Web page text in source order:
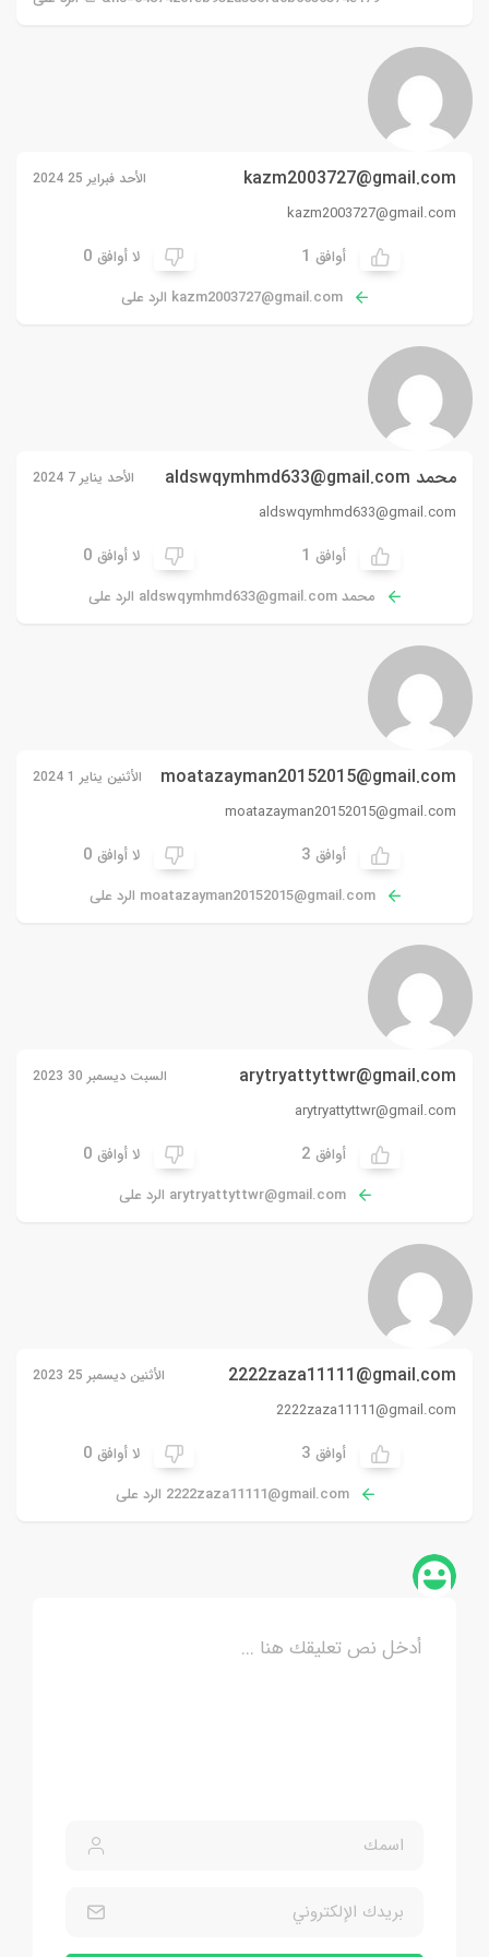
kazm2003727@gmail.com الأحد فبراير 25 2024
kazm2003727@gmail.com
أوافق 1 لا أوافق 0
kazm2003727@gmail.com الرد على
محمد aldswqymhmd633@gmail.com الأحد يناير 7 2024
aldswqymhmd633@gmail.com
أوافق 1 لا أوافق 0
محمدaldswqymhmd633@gmail.com الرد على
moatazayman20152015@gmail.com الأثنين يناير 1 2024
moatazayman20152015@gmail.com
أوافق 3 لا أوافق 0
moatazayman20152015@gmail.com الرد على
arytryattyttwr@gmail.com السبت ديسمبر 30 2023
arytryattyttwr@gmail.com
أوافق 2 لا أوافق 0
arytryattyttwr@gmail.com الرد على
2222zaza11111@gmail.com الأثنين ديسمبر 25 2023
2222zaza11111@gmail.com
أوافق 3 لا أوافق 0
2222zaza11111@gmail.com الرد على